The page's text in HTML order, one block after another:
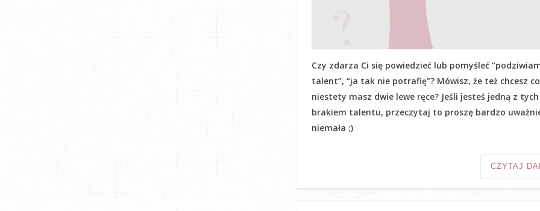
Czy zdarza Ci się powiedzieć lub pomyśleć
talent”, “ja tak nie potrafię”? Mówisz, że też chcesz
niestety masz dwie lewe ręce? Jeśli jesteś jedną z
brakiem talentu, przeczytaj to proszę bardzo
niemała ;)
CZYTAJ